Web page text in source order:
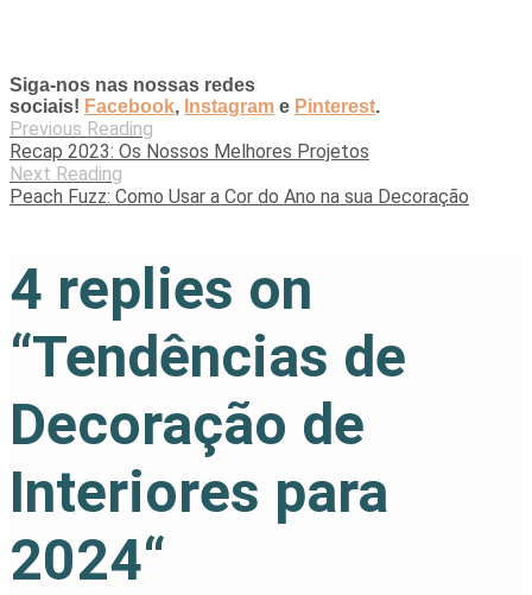
Siga-nos nas nossas redes
sociais! Facebook, Instagram e Pinterest.
Previous Reading
Recap 2023: Os Nossos Melhores Projetos
Next Reading
Peach Fuzz: Como Usar a Cor do Ano na sua Decoração
4 replies on
“Tendências de
Decoração de
Interiores para
2024“